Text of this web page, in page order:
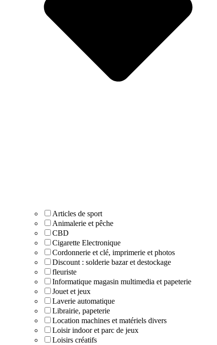
Articles de sport
Animalerie et pêche
CBD
Cigarette Electronique
Cordonnerie et clé, imprimerie et photos
Discount : solderie bazar et destockage
fleuriste
Informatique magasin multimedia et papeterie
Jouet et jeux
Laverie automatique
Librairie, papeterie
Location machines et matériels divers
Loisir indoor et parc de jeux
Loisirs créatifs